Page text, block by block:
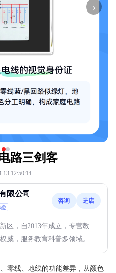
›
路三剑客
13 12:50:14
限公司
咨询 进店
区，自2013年成立，专营教
威，服务教育科普多领域。
零线、地线的功能差异，从颜色